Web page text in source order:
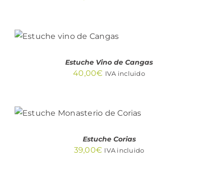
CARRITO
/
Estuche Vino de Cangas
40,00€ IVA incluido
/
Estuche Corias
39,00€ IVA incluido